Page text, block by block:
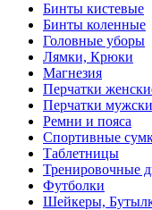
Бинты кистевые
Бинты коленные
Головные уборы
Лямки, Крюки
Магнезия
Перчатки
Перчатки
Ремни и пояса
Спортивные
Таблетницы
Тренировочные
Футболки
Шейкеры,